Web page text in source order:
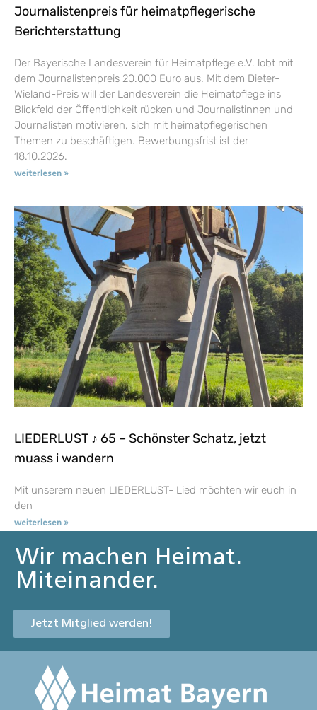
Journalistenpreis für heimatpflegerische
Berichterstattung
Der Bayerische Landesverein für Heimatpflege e.V. lobt mit
dem Journalistenpreis 20.000 Euro aus. Mit dem Dieter-
Wieland-Preis will der Landesverein die Heimatpflege ins
Blickfeld der Öffentlichkeit rücken und Journalistinnen und
Journalisten motivieren, sich mit heimatpflegerischen
Themen zu beschäftigen. Bewerbungsfrist ist der
18.10.2026.
weiterlesen »
LIEDERLUST ♪ 65 – Schönster Schatz, jetzt
muass i wandern
Mit unserem neuen LIEDERLUST- Lied möchten wir euch in
den
weiterlesen »
Wir machen Heimat.
Miteinander.
Jetzt Mitglied werden!